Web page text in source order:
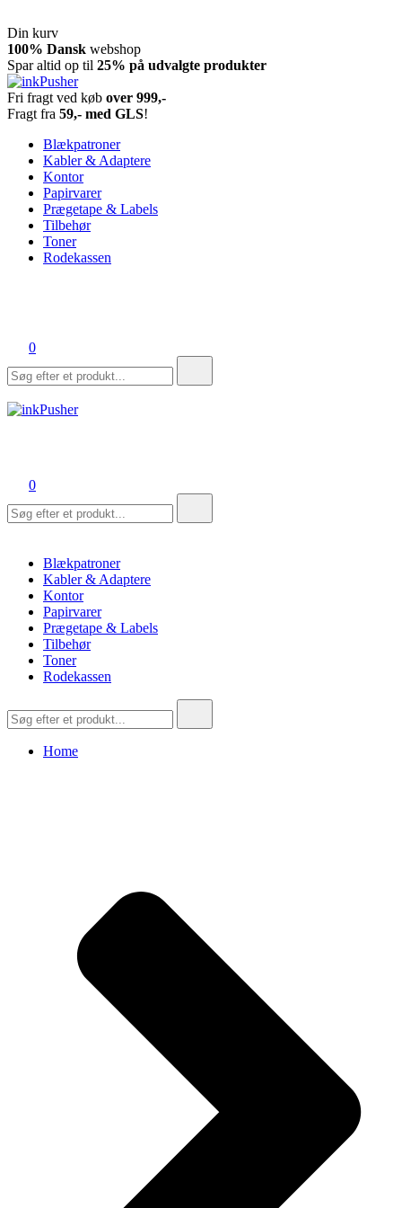
Din kurv
Spring
til
indhold
100% Dansk webshop
Spar altid op til 25% på udvalgte produkter
inkPusher
Leverandør af blækpatroner, kontor artikler og meget mere
Fri fragt ved køb over 999,-
Fragt fra 59,- med GLS!
Blækpatroner
Kabler & Adaptere
Kontor
Papirvarer
Prægetape & Labels
Tilbehør
Toner
Rodekassen
0
efter:
0
efter:
Blækpatroner
Kabler & Adaptere
Kontor
Papirvarer
Prægetape & Labels
Tilbehør
Toner
Rodekassen
efter:
Home